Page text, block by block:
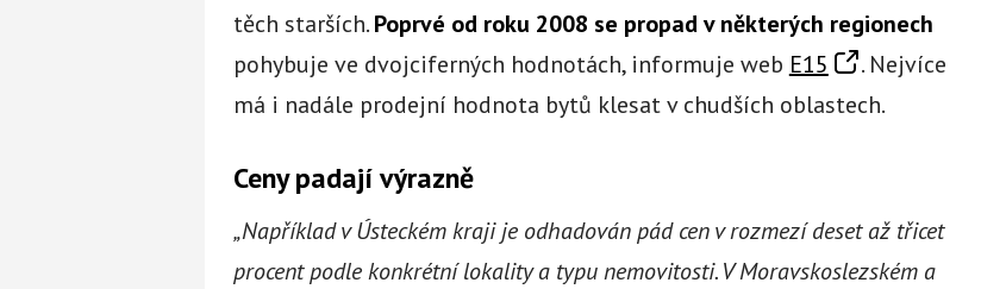
těch starších.Poprvé od roku 2008 se propad v některých regionech
pohybuje ve dvojciferných hodnotách, informuje web E15
. Nejvíce
má i nadále prodejní hodnota bytů klesat v chudších oblastech.
Ceny padají výrazně
„Například v Ústeckém kraji je odhadován pád cen v rozmezí deset až třicet
procent podle konkrétní lokality a typu nemovitosti. V Moravskoslezském a